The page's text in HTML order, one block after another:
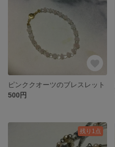
ピンククオーツのブレスレット
500円
残り1点